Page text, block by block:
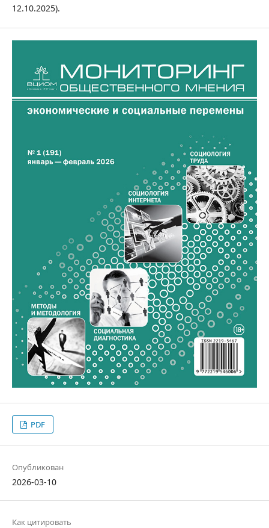
12.10.2025).
PDF
Опубликован
2026-03-10
Как цитировать